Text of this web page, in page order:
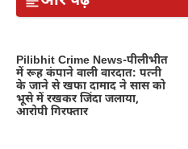
Pilibhit Crime News-पीलीभीत
में रूह कंपाने वाली वारदात: पत्नी
के जाने से खफा दामाद ने सास को
भूसे में रखकर जिंदा जलाया,
आरोपी गिरफ्तार